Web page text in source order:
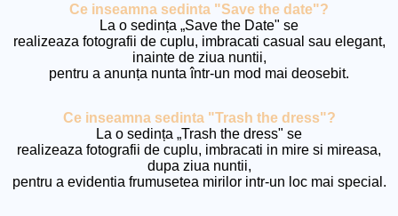
Ce inseamna sedinta "Save the date"?
La o sedința „Save the Date" se
realizeaza fotografii de cuplu, imbracati casual sau elegant,
inainte de ziua nuntii,
pentru a anunța nunta într-un mod mai deosebit.
Ce inseamna sedinta "Trash the dress"?
La o sedința „Trash the dress" se
realizeaza fotografii de cuplu, imbracati in mire si mireasa,
dupa ziua nuntii,
pentru a evidentia frumusetea mirilor intr-un loc mai special.